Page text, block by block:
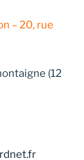
– 20, rue
(12